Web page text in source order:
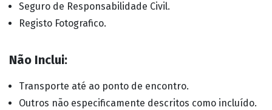
Seguro de Responsabilidade Civil.
Registo Fotografico.
Não Inclui:
Transporte até ao ponto de encontro.
Outros não especificamente descritos como incluído.